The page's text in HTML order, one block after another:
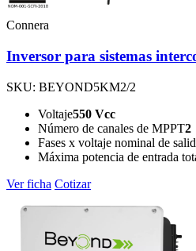
Connera
Inversor para sistemas
SKU: BEYOND5KM2/2
Voltaje550 Vcc
Número de canales de MPPT2
Fases x voltaje nominal de
Máxima potencia de entrada
Ver ficha Cotizar